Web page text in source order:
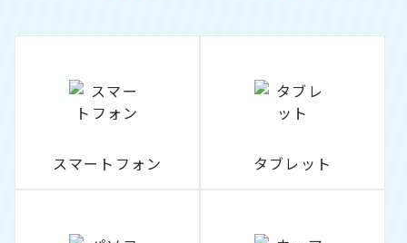
スマートフォン タブレット